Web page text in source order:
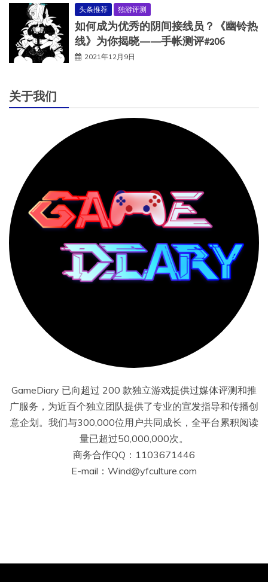
头条推荐 独游评测
如何成为优秀的阴间接线员？《幽铃热
线》为你揭晓——手帐测评#206
2021年12月9日
关于我们
GameDiary 已向超过 200 款独立游戏提供过媒体评测和推
广服务，为近百个独立团队提供了专业的宣发指导和传播创
意企划。我们与300,000位用户共同成长，全平台累积阅读
量已超过50,000,000次。
商务合作QQ：1103671446
E-mail：Wind@yfculture.com